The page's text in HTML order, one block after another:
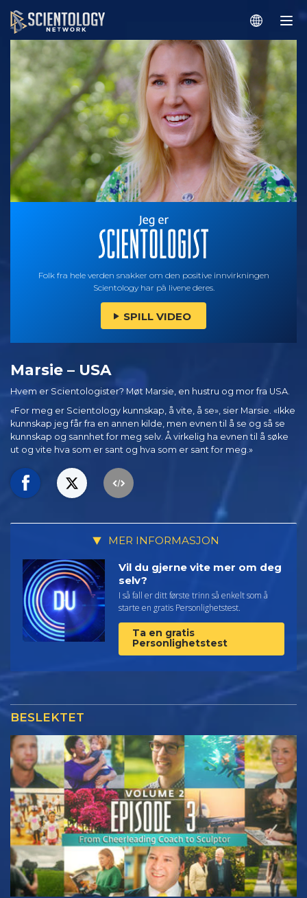
Folk fra hele verden snakker om den positive innvirkningen
Scientology har på livene deres.
SPILL VIDEO
Marsie – USA
Hvem er Scientologister? Møt Marsie, en hustru og mor fra USA.
«For meg er Scientology kunnskap, å vite, å se», sier Marsie. «Ikke
kunnskap jeg får fra en annen kilde, men evnen til å se og så se
kunnskap og sannhet for meg selv. Å virkelig ha evnen til å søke
ut og vite hva som er sant og hva som er sant for meg.»
MER INFORMASJON
Vil du gjerne vite mer om deg
selv?
I så fall er ditt første trinn så enkelt som å
starte en gratis Personlighetstest.
Ta en gratis
Personlighetstest
BESLEKTET